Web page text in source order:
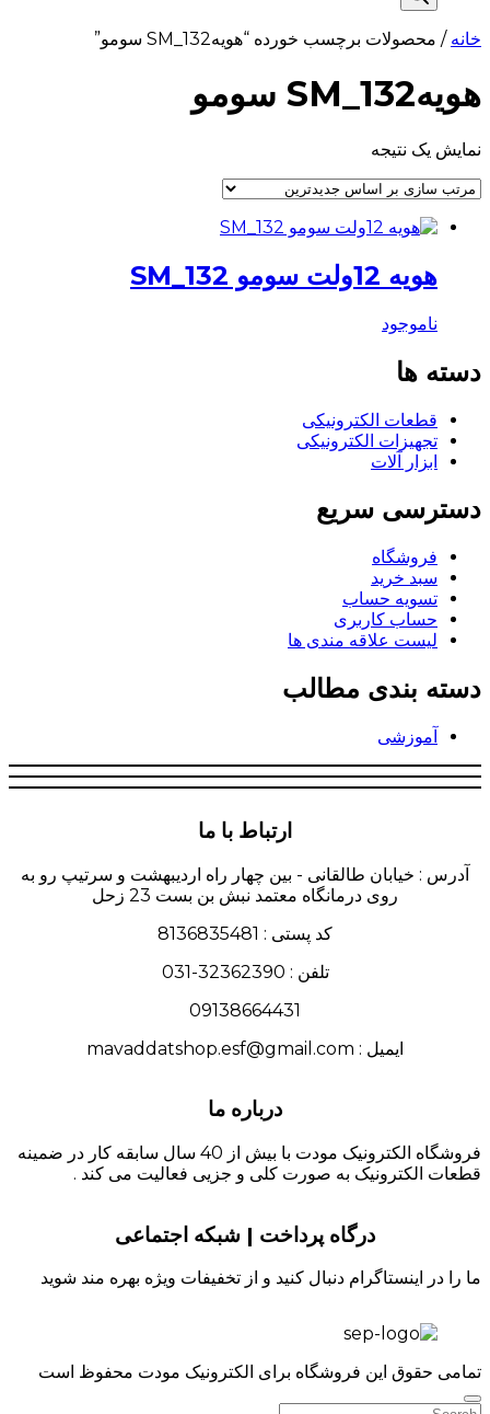
خانه / محصولات برچسب خورده “هویهSM_132 سومو”
هویهSM_132 سومو
نمایش یک نتیجه
هویه 12ولت سومو SM_132
ناموجود
دسته ها
قطعات الکترونیکی
تجهیزات الکترونیکی
ابزار آلات
دسترسی سریع
فروشگاه
سبد خرید
تسویه حساب
حساب کاربری
لیست علاقه مندی ها
دسته بندی مطالب
آموزشی
ارتباط با ما
آدرس : خیابان طالقانی - بین چهار راه اردیبهشت و سرتیپ رو به
روی درمانگاه معتمد نبش بن بست 23 زحل
کد پستی : 8136835481
تلفن : 32362390-031
09138664431
ایمیل : mavaddatshop.esf@gmail.com
درباره ما
فروشگاه الکترونیک مودت با بیش از 40 سال سابقه کار در ضمینه
قطعات الکترونیک به صورت کلی و جزیی فعالیت می کند .
درگاه پرداخت | شبکه اجتماعی
ما را در اینستاگرام دنبال کنید و از تخفیفات ویژه بهره مند شوید
تمامی حقوق این فروشگاه برای الکترونیک مودت محفوظ است